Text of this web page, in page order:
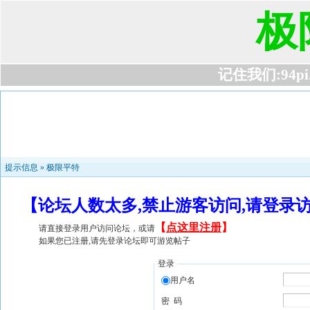
极
记住我们
提示信息 » 极限平特
【论坛人数太多,禁止游客访问,请登
请直接登录用户访问论坛，或请 【 点这里注册】
如果您已注册,请先登录论坛即可游览帖子
登录
用户名
密 码